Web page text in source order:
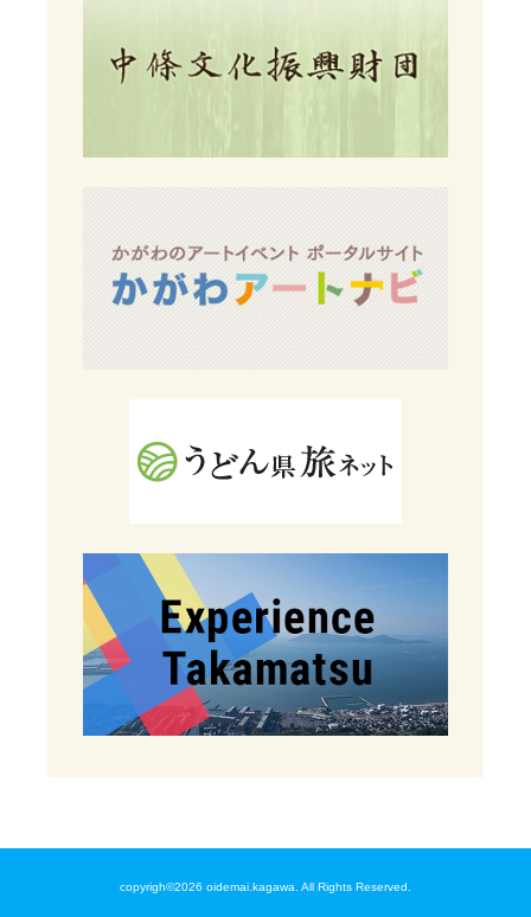
copyrigh©2026 oidemai.kagawa. All Rights Reserved.